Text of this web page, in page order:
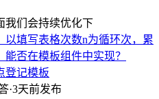
我们会持续优化下
以填写表格次数n为循环次，累
否在模板组件中实现？
登记模板
·3天前发布